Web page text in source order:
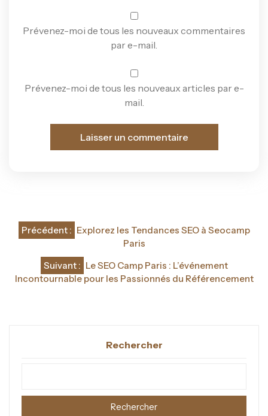
Prévenez-moi de tous les nouveaux commentaires
par e-mail.
Prévenez-moi de tous les nouveaux articles par e-
mail.
Navigation
l’article
Précédent : Explorez les Tendances SEO à Seocamp
Paris
Suivant : Le SEO Camp Paris : L’événement
Incontournable pour les Passionnés du Référencement
Rechercher
Rechercher